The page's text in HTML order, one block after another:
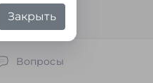
Закрыть
Вопросы